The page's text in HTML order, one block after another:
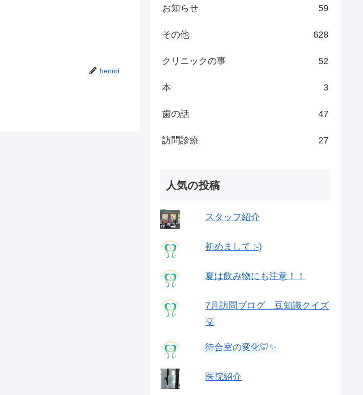
henmi
お知らせ 59
その他 628
クリニックの事 52
本 3
歯の話 47
訪問診療 27
人気の投稿
スタッフ紹介
初めまして :-)
夏は飲み物にも注意！！
7月訪問ブログ 豆知識クイズ
💡
待合室の変化🦷✨
医院紹介